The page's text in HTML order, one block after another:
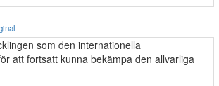
som den internationella
att fortsatt kunna bekämpa den allvarliga